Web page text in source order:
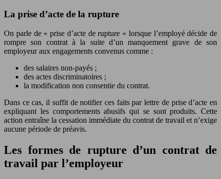
La prise d’acte de la rupture
On parle de « prise d’acte de rupture » lorsque l’employé décide de
rompre son contrat à la suite d’un manquement grave de son
employeur aux engagements convenus comme :
des salaires non-payés ;
des actes discriminatoires ;
la modification non consentie du contrat.
Dans ce cas, il suffit de notifier ces faits par lettre de prise d’acte en
expliquant les comportements abusifs qui se sont produits. Cette
action entraîne la cessation immédiate du contrat de travail et n’exige
aucune période de préavis.
Les formes de rupture d’un contrat de
travail par l’employeur